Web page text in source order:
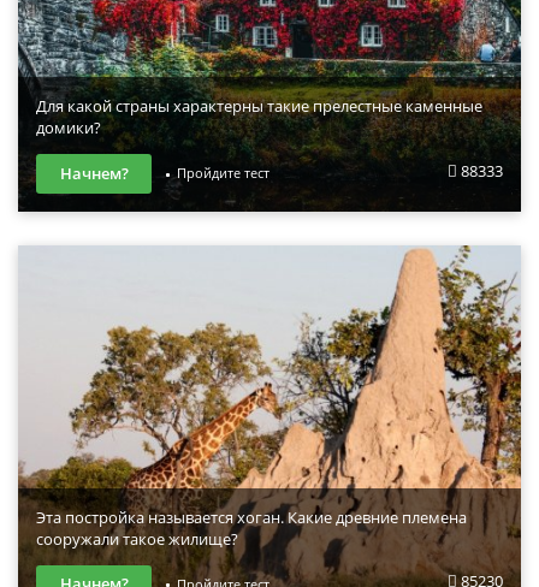
Для какой страны характерны такие прелестные каменные
домики?
88333
Начнем? Пройдите тест
Эта постройка называется хоган. Какие древние племена
сооружали такое жилище?
85230